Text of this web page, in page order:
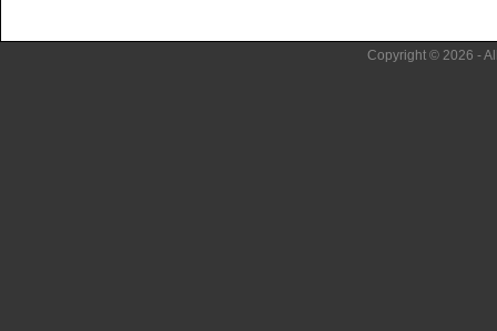
Copyright © 2026 -